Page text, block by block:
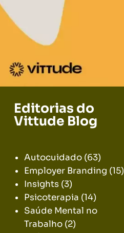
Editorias do
Vittude Blog
Autocuidado (63)
Employer Branding (15)
Insights (3)
Psicoterapia (14)
Saúde Mental no
Trabalho (2)